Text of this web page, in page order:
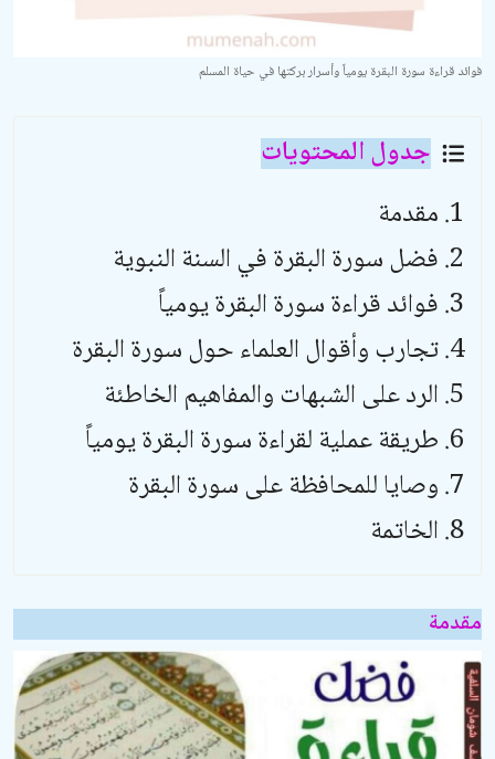
معرض الصور
فوائد قراءة سورة البقرة يومياً وأسرار بركتها في حياة المسلم
جدول المحتويات
مقدمة
فضل سورة البقرة في السنة النبوية
فوائد قراءة سورة البقرة يومياً
تجارب وأقوال العلماء حول سورة البقرة
الرد على الشبهات والمفاهيم الخاطئة
طريقة عملية لقراءة سورة البقرة يومياً
وصايا للمحافظة على سورة البقرة
الخاتمة
مقدمة